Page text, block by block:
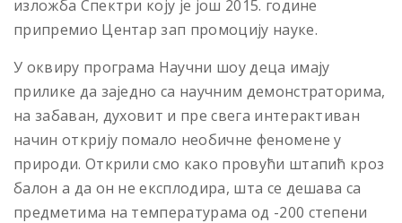
изложба Спектри коју је још 2015. године
припремио Центар зап промоцију науке.
У оквиру програма Научни шоу деца имају
прилике да заједно са научним демонстраторима,
на забаван, духовит и пре свега интерактиван
начин открију помало необичне феномене у
природи. Открили смо како провући штапић кроз
балон а да он не експлодира, шта се дешава са
предметима на температурама од -200 степени